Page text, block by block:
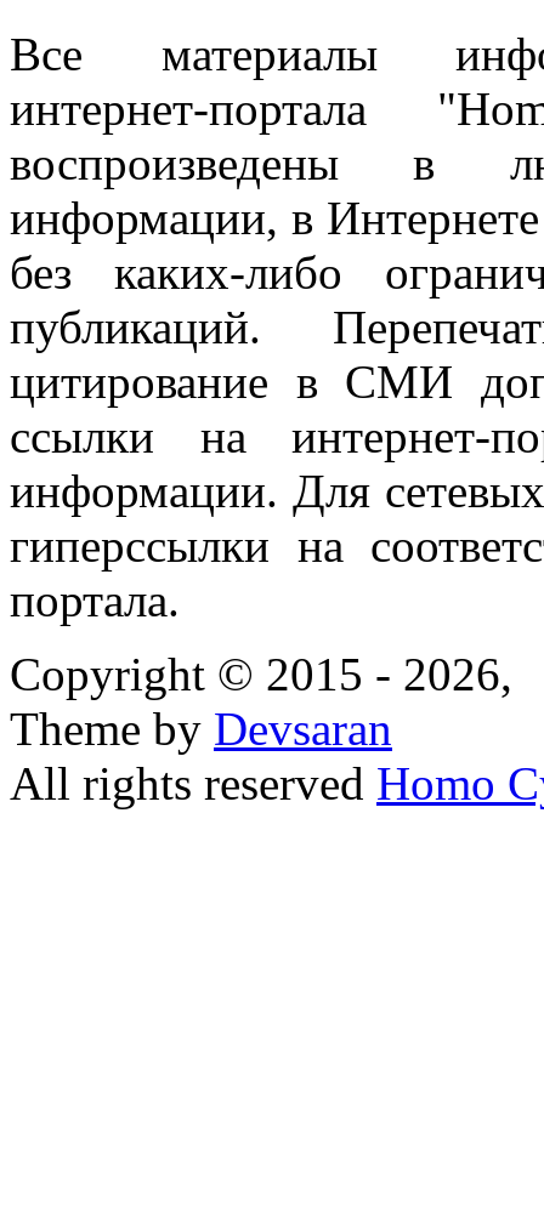
Все материалы
интернет-портала
воспроизведены в
информации, в
без каких-либо
публикаций.
цитирование в СМИ
ссылки на интернет-
информации. Для
гиперссылки на
портала.
Copyright © 2015 - 2026,
Theme by Devsaran
All rights reserved Homo